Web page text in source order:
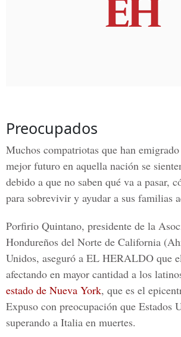
Preocupados
Muchos compatriotas que han
mejor futuro en aquella nación se
debido a que no saben qué va a pasar,
para sobrevivir y ayudar a sus familias
Porfirio Quintano, presidente de la
Hondureños del Norte de California
Unidos, aseguró a EL HERALDO que
afectando en mayor cantidad a los
estado de Nueva York, que es el
Expuso con preocupación que Estados
superando a Italia en muertes.